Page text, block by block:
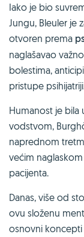
Iako je bio
Jungu, Bleuler je
otvoren prema
naglašavao
bolestima,
pristupe
Humanost je bila
vodstvom,
naprednom
većim
pacijenta.
Danas, više od
ovu složenu
osnovni koncepti